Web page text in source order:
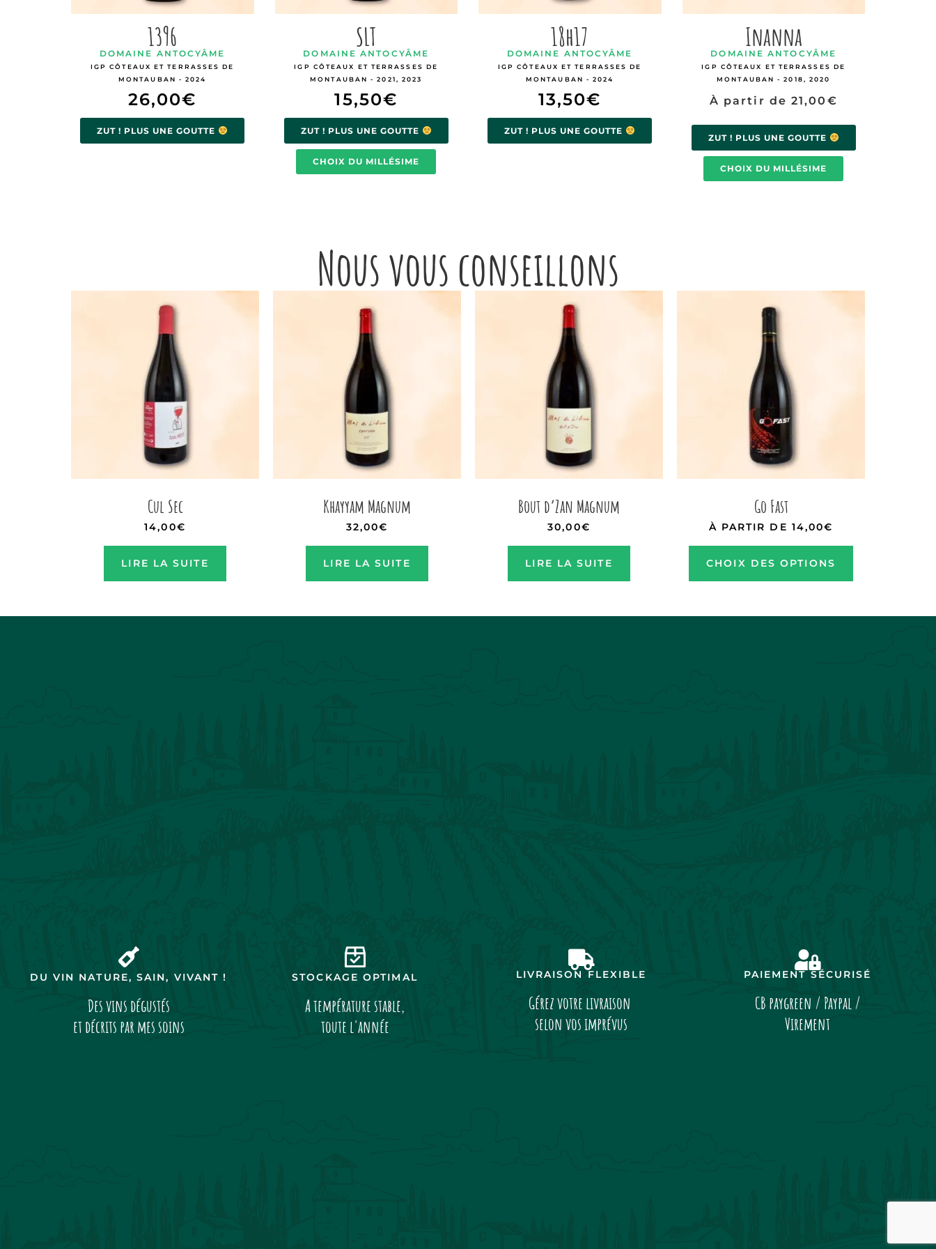
1396
DOMAINE ANTOCYÂME
IGP CÔTEAUX ET TERRASSES DE
MONTAUBAN - 2024
26,00€
ZUT ! PLUS UNE GOUTTE
SLT
DOMAINE ANTOCYÂME
IGP CÔTEAUX ET TERRASSES DE
MONTAUBAN - 2021, 2023
15,50€
ZUT ! PLUS UNE GOUTTE
CHOIX DU MILLÉSIME
18h17
DOMAINE ANTOCYÂME
IGP CÔTEAUX ET TERRASSES DE
MONTAUBAN - 2024
13,50€
ZUT ! PLUS UNE GOUTTE
Inanna
DOMAINE ANTOCYÂME
IGP CÔTEAUX ET TERRASSES DE
MONTAUBAN - 2018, 2020
À partir de21,00 €
ZUT ! PLUS UNE GOUTTE
CHOIX DU MILLÉSIME
Nous vous conseillons
Cul Sec
14,00€
LIRE LA SUITE
Khayyam Magnum
32,00€
LIRE LA SUITE
Bout d’Zan Magnum
30,00€
LIRE LA SUITE
Go Fast
À PARTIR DE 14,00€
CHOIX DES OPTIONS
DU VIN NATURE, SAIN, VIVANT !
Des vins dégustés
et décrits par mes soins
STOCKAGE OPTIMAL
A température stable,
toute l'année
LIVRAISON FLEXIBLE
Gérez votre livraison
selon vos imprévus
PAIEMENT SÉCURISÉ
CB paygreen / Paypal /
Virement